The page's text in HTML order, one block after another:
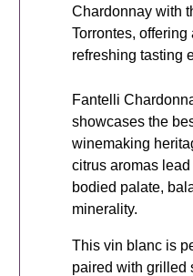
Chardonnay with
Torrontes, offering
refreshing tasting
Fantelli
showcases the
winemaking
citrus aromas
bodied palate,
minerality.
This vin blanc is
paired with grilled